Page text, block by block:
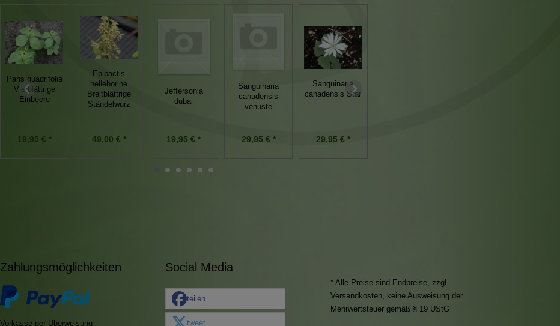
Paris quadrifolia
Vierblättrige
Einbeere
19,95 € *
Epipactis
helleborine
Breitblättrige
Ständelwurz
49,00 € *
Jeffersonia
dubai
19,95 € *
Sanguinaria
canadensis
venuste
29,95 € *
Sanguinaria
canadensis Star
29,95 € *
Zahlungsmöglichkeiten
Vorkasse per Überweisung
Social Media
teilen
tweet
* Alle Preise sind Endpreise, zzgl.
Versandkosten, keine Ausweisung der
Mehrwertsteuer gemäß § 19 UStG